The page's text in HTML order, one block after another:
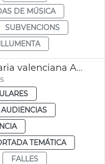
DE MÚSICA
SUBVENCIONS
Exposición indumentaria valenciana Ayuntamiento València
TEMÁTICA
FALLES